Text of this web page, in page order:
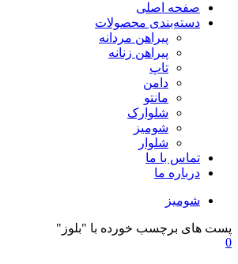
صفحه اصلی
دسته‌بندی محصولات
پیراهن مردانه
پیراهن زنانه
تاپ
دامن
مانتو
شلوارک
شومیز
شلوار
تماس با ما
درباره ما
شومیز
پست های برچسب خورده با "بلوز"
0